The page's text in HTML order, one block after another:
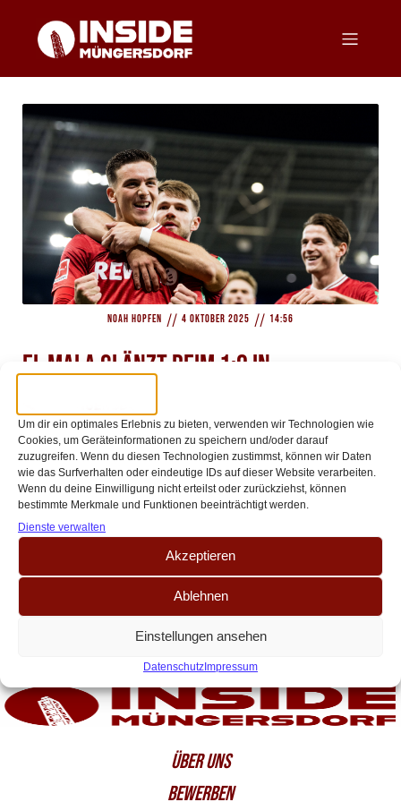
Um dir ein optimales Erlebnis zu bieten, verwenden wir Technologien wie
Cookies, um Geräteinformationen zu speichern und/oder darauf
zuzugreifen. Wenn du diesen Technologien zustimmst, können wir Daten
wie das Surfverhalten oder eindeutige IDs auf dieser Website verarbeiten.
Wenn du deine Einwilligung nicht erteilst oder zurückziehst, können
bestimmte Merkmale und Funktionen beeinträchtigt werden.
Dienste verwalten
Akzeptieren
Ablehnen
Einstellungen ansehen
DatenschutzImpressum
Noah Hopfen // 4 Oktober 2025 // 14:56
El Mala glänzt beim 1:0 in
Hoffenheim – Heintz-Comeback sorgt
für FC-Euphorie
Der 1. FC Köln meldet sich mit einem wichtigen Auswärtssieg zurück: Beim
1:0-Erfolg gegen die TSG Hoffenheim zeigt die Mannschaft von Trainer
Timo Schultz eine[…]
ÜBER UNS
BEWERBEN